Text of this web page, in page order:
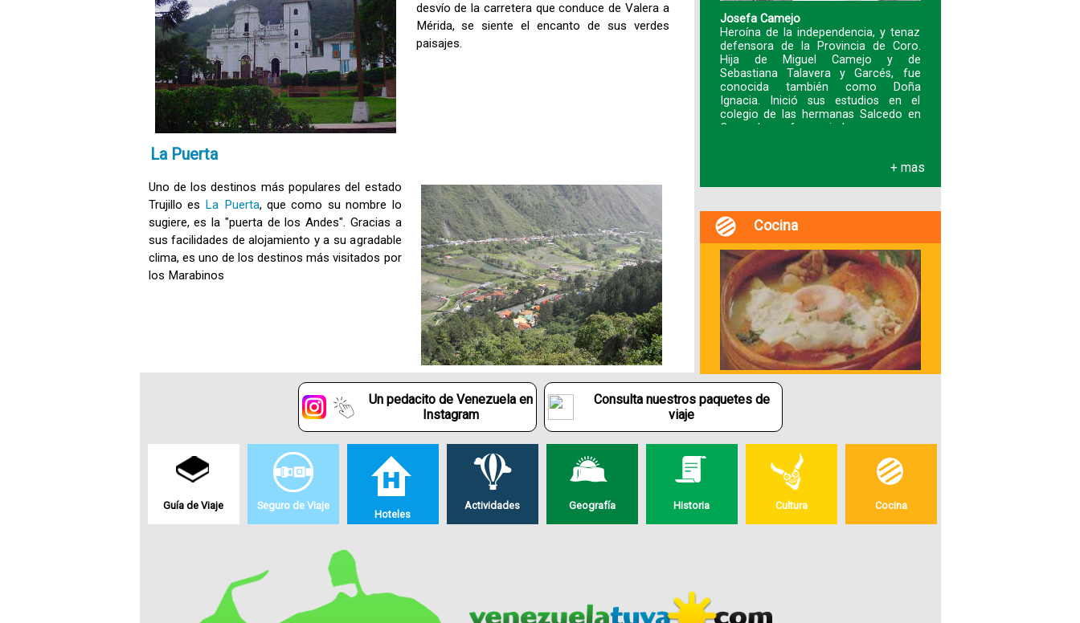
desvío de la carretera que conduce de Valera a
Mérida, se siente el encanto de sus verdes
paisajes.
La Puerta
Uno de los destinos más populares del estado
Trujillo es La Puerta, que como su nombre lo
sugiere, es la "puerta de los Andes". Gracias a
sus facilidades de alojamiento y a su agradable
clima, es uno de los destinos más visitados por
los Marabinos
Josefa Camejo
Heroína de la independencia, y tenaz
defensora de la Provincia de Coro.
Hija de Miguel Camejo y de
Sebastiana Talavera y Garcés, fue
conocida también como Doña
Ignacia. Inició sus estudios en el
colegio de las hermanas Salcedo en
Coro y luego fue enviad
+ mas
Cocina
La Pisca Andina
Uno de los platos más representativos
La Pisca Andina. En toda la región
andina se acostumbra a tomar esta
sopa como parte del desayuno. Se
compone de papas, leche, queso y se
aromatiza con cilantro.
Un pedacito de Venezuela en
Instagram
Consulta nuestros paquetes de
viaje
Guía de Viaje Seguro de Viaje
Hoteles
Actividades Geografía Historia Cultura Cocina